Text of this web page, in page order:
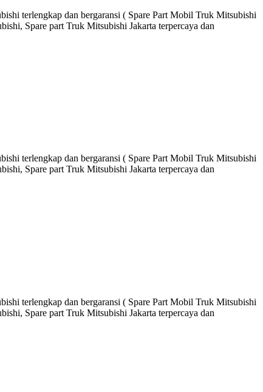
terlengkap dan bergaransi ( Spare Part Mobil Truk Mitsubishi
Spare part Truk Mitsubishi Jakarta terpercaya dan
terlengkap dan bergaransi ( Spare Part Mobil Truk Mitsubishi
Spare part Truk Mitsubishi Jakarta terpercaya dan
terlengkap dan bergaransi ( Spare Part Mobil Truk Mitsubishi
Spare part Truk Mitsubishi Jakarta terpercaya dan